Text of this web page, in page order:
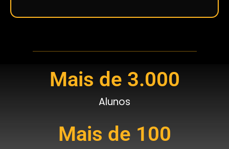
Alunos
Mais de 3.000
Mais de 100